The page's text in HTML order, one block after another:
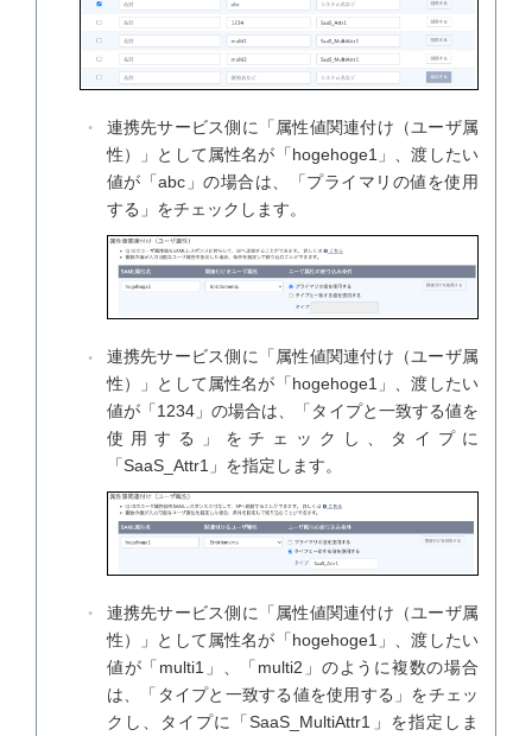
連携先サービス側に「属性値関連付け（ユーザ属
性）」として属性名が「hogehoge1」、渡したい
値が「abc」の場合は、「プライマリの値を使用
する」をチェックします。
連携先サービス側に「属性値関連付け（ユーザ属
性）」として属性名が「hogehoge1」、渡したい
値が「1234」の場合は、「タイプと一致する値を
使用する」をチェックし、タイプに
「SaaS_Attr1」を指定します。
連携先サービス側に「属性値関連付け（ユーザ属
性）」として属性名が「hogehoge1」、渡したい
値が「multi1」、「multi2」のように複数の場合
は、「タイプと一致する値を使用する」をチェッ
クし、タイプに「SaaS_MultiAttr1」を指定しま